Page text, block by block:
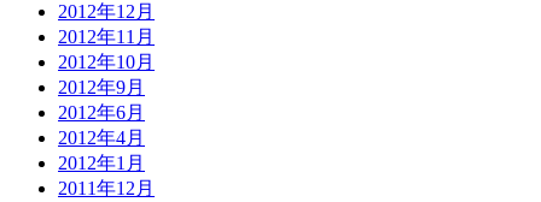
2012年12月
2012年11月
2012年10月
2012年9月
2012年6月
2012年4月
2012年1月
2011年12月